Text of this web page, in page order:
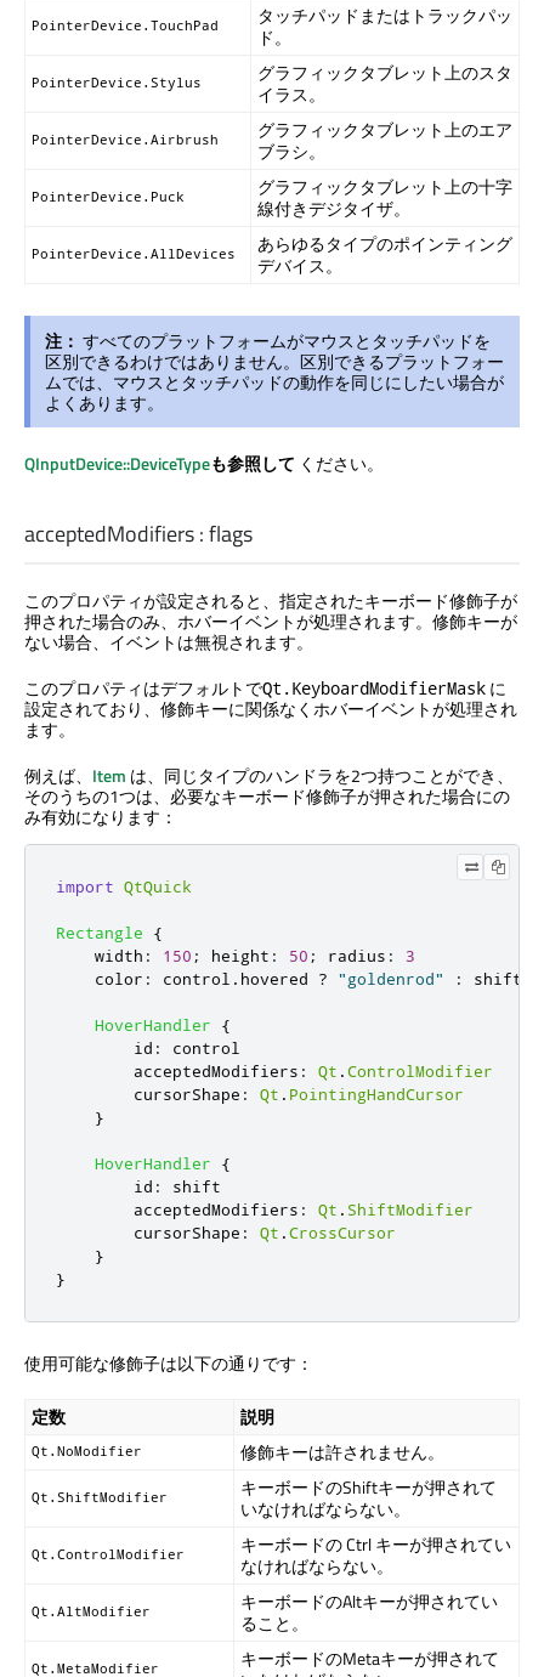
PointerDevice.TouchPad
タッチパッドまたはトラックパッ
ド。
PointerDevice.Stylus
グラフィックタブレット上のスタ
イラス。
PointerDevice.Airbrush
グラフィックタブレット上のエア
ブラシ。
PointerDevice.Puck
グラフィックタブレット上の十字
線付きデジタイザ。
PointerDevice.AllDevices
あらゆるタイプのポインティング
デバイス。
注： すべてのプラットフォームがマウスとタッチパッドを
区別できるわけではありません。区別できるプラットフォー
ムでは、マウスとタッチパッドの動作を同じにしたい場合が
よくあります。
QInputDevice::DeviceTypeも参照して ください。
acceptedModifiers:flags
このプロパティが設定されると、指定されたキーボード修飾子が
押された場合のみ、ホバーイベントが処理されます。修飾キーが
ない場合、イベントは無視されます。
このプロパティはデフォルトでQt.KeyboardModifierMask に
設定されており、修飾キーに関係なくホバーイベントが処理され
ます。
例えば、 Item は、同じタイプのハンドラを2つ持つことができ、
そのうちの1つは、必要なキーボード修飾子が押された場合にの
み有効になります：
import QtQuick
Rectangle
{
width : 150 ; height : 50 ; radius :
3
color : control . hovered ? "goldenrod" : shift
HoverHandler
{
id :
control
acceptedModifiers : Qt .ControlModifier
cursorShape : Qt . PointingHandCursor
}
HoverHandler
{
id :
shift
acceptedModifiers : Qt . ShiftModifier
cursorShape : Qt .CrossCursor
}
}
使用可能な修飾子は以下の通りです：
定数 説明
Qt.NoModifier 修飾キーは許されません。
Qt.ShiftModifier
キーボードのShiftキーが押されて
いなければならない。
Qt.ControlModifier
キーボードの Ctrl キーが押されてい
なければならない。
Qt.AltModifier
キーボードのAltキーが押されてい
ること。
Qt.MetaModifier
キーボードのMetaキーが押されて